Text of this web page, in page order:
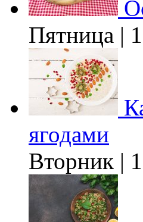
Пятница |
ягодами
Вторник |